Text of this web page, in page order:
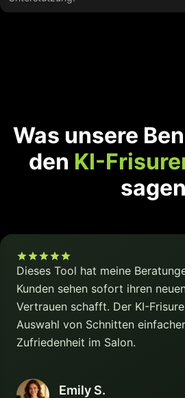
Was unsere
den KI-
sagen
Dieses Tool hat meine
Kunden sehen sofort ihren
Vertrauen schafft. Der KI-
Auswahl von Schnitten
Zufriedenheit im Salon.
Emily S.